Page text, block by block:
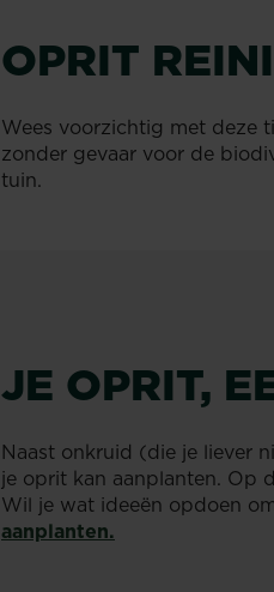
OPRIT
Wees voorzichtig met deze
zonder gevaar voor de
tuin.
JE OPRIT,
Naast onkruid (die je liever
je oprit kan aanplanten. Op
Wil je wat ideeën opdoen
aanplanten.